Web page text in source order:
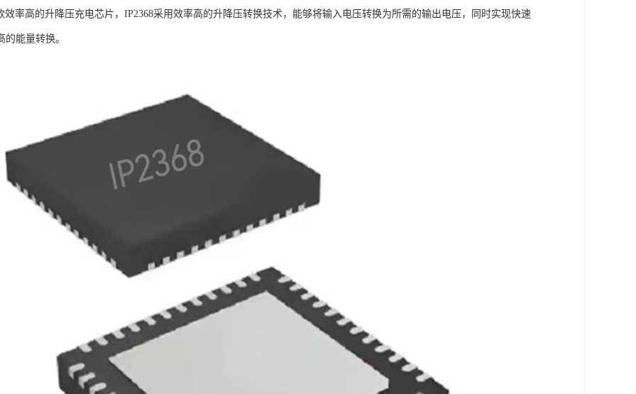
效率高的升降压充电芯片，IP2368采用效率高的升降压转换技术，能够将输入电压转换为所需的输出电压，同时实现快速
的能量转换。